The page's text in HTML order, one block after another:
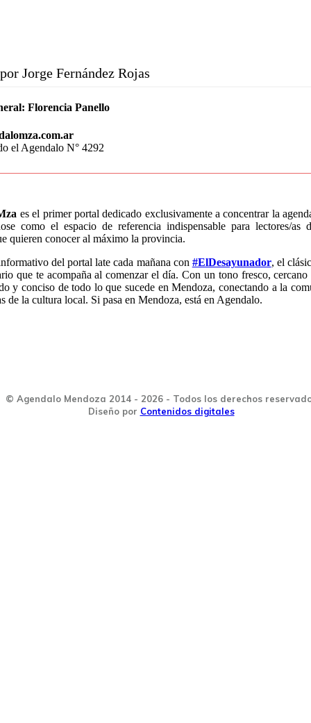
Jorge Fernández Rojas
Florencia Panello
el Agendalo N° 4292
es el primer portal dedicado exclusivamente a concentrar la
como el espacio de referencia indispensable para lectores/as
quieren conocer al máximo la provincia.
del portal late cada mañana con #ElDesayunador, el
que te acompaña al comenzar el día. Con un tono fresco,
y conciso de todo lo que sucede en Mendoza, conectando a la
de la cultura local. Si pasa en Mendoza, está en Agendalo.
© Agendalo Mendoza 2014 - 2026 - Todos los derechos
Diseño por Contenidos digitales